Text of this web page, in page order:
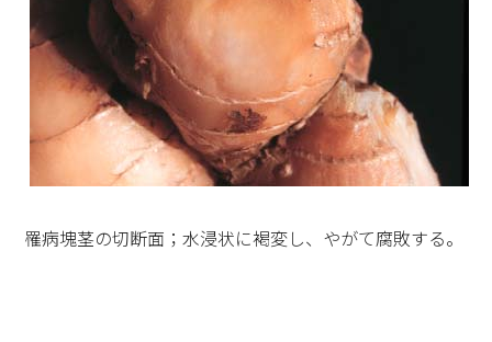
罹病塊茎の切断面；水浸状に褐変し、やがて腐敗する。